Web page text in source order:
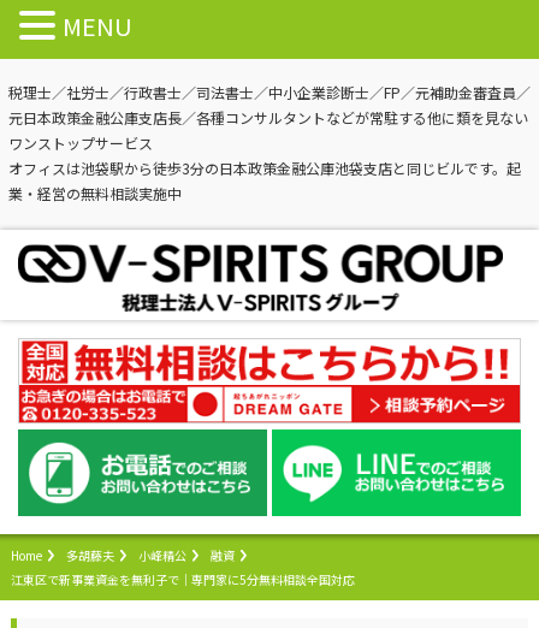
税理士／社労士／行政書士／司法書士／中小企業診断士／FP／元補助金審査員／
元日本政策金融公庫支店長／各種コンサルタントなどが常駐する他に類を見ない
ワンストップサービス
オフィスは池袋駅から徒歩3分の日本政策金融公庫池袋支店と同じビルです。起
業・経営の無料相談実施中
Home 多胡藤夫 小峰精公
融資
江東区で新事業資金を無利子で｜専門家に5分無料相談全国対応
MENU